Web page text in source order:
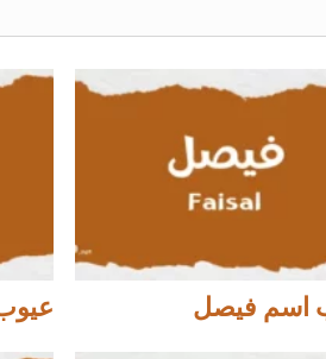
اسم فيصل